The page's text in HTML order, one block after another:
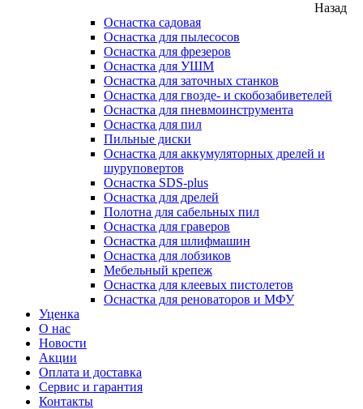
Назад
Оснастка садовая
Оснастка для пылесосов
Оснастка для фрезеров
Оснастка для УШМ
Оснастка для заточных станков
Оснастка для гвозде- и скобозабиветелей
Оснастка для пневмоинструмента
Оснастка для пил
Пильные диски
Оснастка для аккумуляторных дрелей и
шуруповертов
Оснастка SDS-plus
Оснастка для дрелей
Полотна для сабельных пил
Оснастка для граверов
Оснастка для шлифмашин
Оснастка для лобзиков
Мебельный крепеж
Оснастка для клеевых пистолетов
Оснастка для реноваторов и МФУ
Уценка
О нас
Новости
Акции
Оплата и доставка
Сервис и гарантия
Контакты